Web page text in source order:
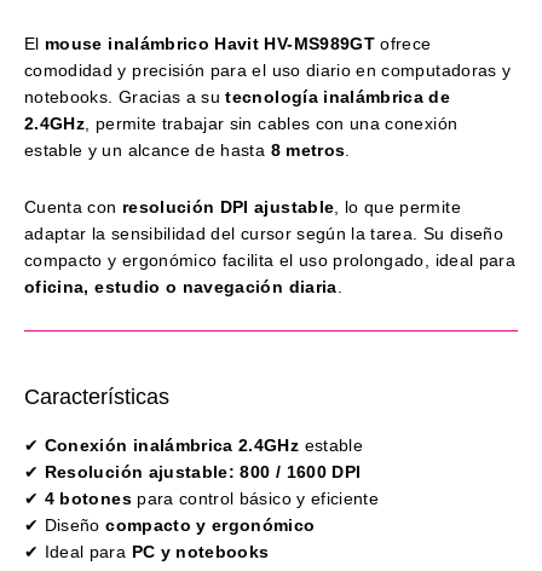
El mouse inalámbrico Havit HV-MS989GTofrece
comodidad y precisión para el uso diario en computadoras y
notebooks. Gracias a sutecnología inalámbrica de
2.4GHz , permite trabajar sin cables con una conexión
estable y un alcance de hasta 8 metros
Cuenta con resolución DPI ajustable , lo que permite
adaptar la sensibilidad del cursor según la tarea. Su diseño
compacto y ergonómico facilita el uso prolongado, ideal para
oficina, estudio o navegación diaria
Características
✔ Conexión inalámbrica 2.4GHz estable
✔ Resolución ajustable: 800 / 1600 DPI
✔ 4 botonespara control básico y eficiente
✔ Diseñocompacto y ergonómico
✔ Ideal para PC y notebooks